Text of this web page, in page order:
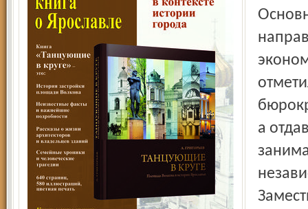
Основные вопросы касались того, не пересекаются ли
а